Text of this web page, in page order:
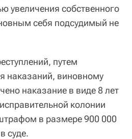
увеличения собственного
себя подсудимый не
путем
наказаний, виновному
наказание в виде 8 лет
колонии
в размере 900 000
суде.